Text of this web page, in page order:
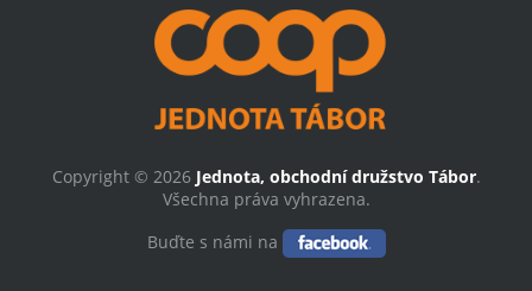
Copyright © 2026 Jednota, obchodní družstvo Tábor.
Všechna práva vyhrazena.
Buďte s námi na